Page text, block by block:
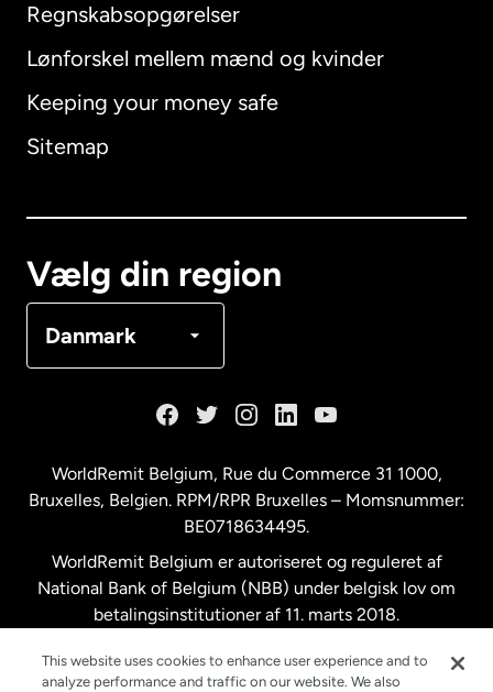
Regnskabsopgørelser
Lønforskel mellem mænd og kvinder
Keeping your money safe
Sitemap
Vælg din region
Danmark
Australien
Malaysia
New Zealand
Spanien
WorldRemit Belgium, Rue du Commerce 31 1000,
Bruxelles, Belgien. RPM/RPR Bruxelles – Momsnummer:
BE0718634495.
WorldRemit Belgium er autoriseret og reguleret af
National Bank of Belgium (NBB) under belgisk lov om
betalingsinstitutioner af 11. marts 2018.
This website uses cookies to enhance user experience and to
analyze performance and traffic on our website. We also